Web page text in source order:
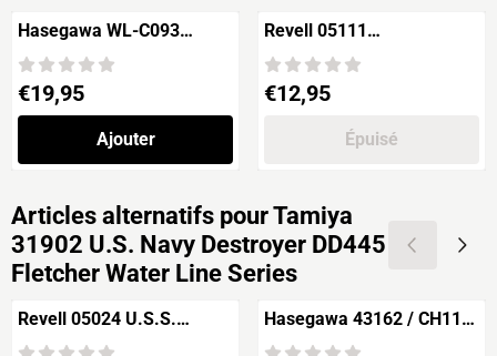
Hasegawa WL-C093
TATSUTA Imperial
Japanese Navy Light
Cruiser
Prix: 19,95
€19,95
Ajouter
Revell 05111
U.S.S.Indianapolis CA-35
Prix: 12,95
€12,95
Épuisé
Articles alternatifs pourTamiya
31902 U.S. Navy Destroyer DD445
Fletcher Water Line Series
Revell 05024 U.S.S.
TICONDEROGA
Hasegawa 43162 / CH112
IJN Battleship Hyuga High